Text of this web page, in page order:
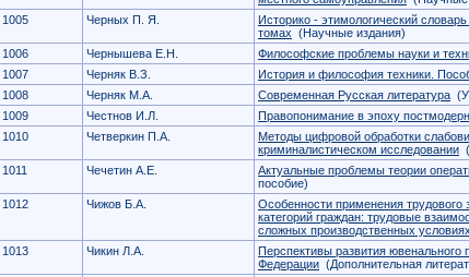
1005
Черных П. Я.
Историко - этимологический
томах (Научные издания)
1006
Чернышева Е.Н. Философские проблемы науки и
1007
Черняк В.З. История и философия техники.
1008
Черняк М.А. Современная Русская литература
1009
Честнов И.Л. Правопонимание в эпоху
1010
Четверкин П.А.
Методы цифровой обработки
криминалистическом исследовании
1011
Чечетин А.Е. Актуальные проблемы теории
пособие)
1012
Чижов Б.А.
Особенности применения трудового
категорий граждан: трудовые
сложных производственных условиях
1013
Чикин Л.А.
Перспективы развития
Федерации (Дополнительная